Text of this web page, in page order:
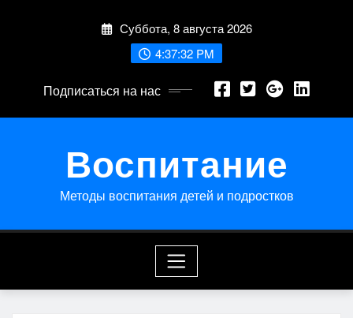
Суббота, 8 августа 2026
4:37:32 PM
Подписаться на нас
Воспитание
Методы воспитания детей и подростков